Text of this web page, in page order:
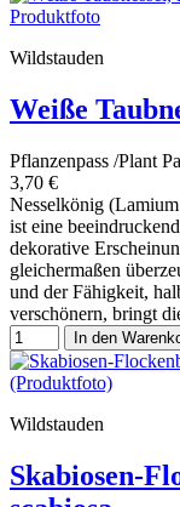
Wildstauden
Weiße
Pflanzenpass /Plant
3,70 €
Nesselkönig
ist eine
dekorative
gleichermaßen
und der Fähigkeit,
verschönern, bringt
In den
Wildstauden
Skabiosen-